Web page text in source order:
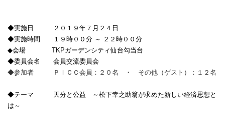
◆実施日 ２０１９年７月２４日
◆実施時間 １９時００分 ～ ２２時００分
◆会場 TKPガーデンシティ仙台勾当台
◆委員会名 会員交流委員会
◆参加者 ＰＩＣＣ会員：２０名 ・ その他（ゲスト）：１２名
◆テーマ 天分と公益 ～松下幸之助翁が求めた新しい経済思想と
は～